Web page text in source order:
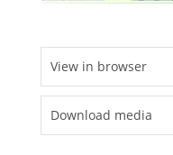
View in browser
Download media